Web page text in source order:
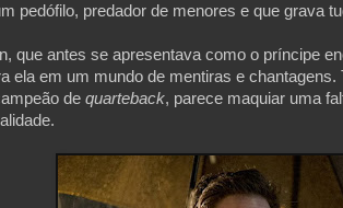
pedófilo, predador de menores e que grava
que antes se apresentava como o príncipe
ela em um mundo de mentiras e chantagens.
de quarteback, parece maquiar uma